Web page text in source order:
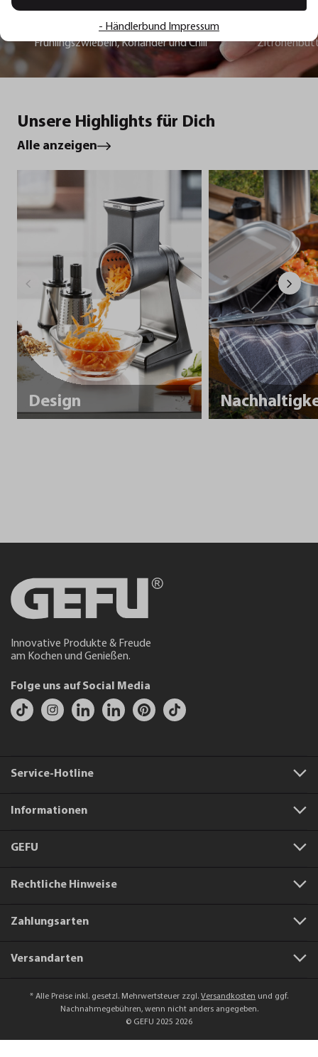
Rotes Sauerkraut mit Möhren,
Frühlingszwiebeln, Koriander und Chili
Unsere Highlights für Dich
Alle anzeigen
Design
Innovative Produkte & Freude
am Kochen und Genießen.
Folge uns auf Social Media
Service-Hotline
Informationen
GEFU
Rechtliche Hinweise
Zahlungsarten
Versandarten
* Alle Preise inkl. gesetzl. Mehrwertsteuer zzgl. Versandkosten und ggf.
Nachnahmegebühren, wenn nicht anders angegeben.
© GEFU 2025 2026
- Händlerbund Impressum